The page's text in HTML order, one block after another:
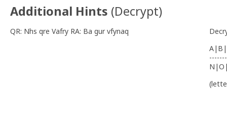
Additional Hints (Decrypt)
QR: Nhs qre Vafry RA: Ba gur vfynaq